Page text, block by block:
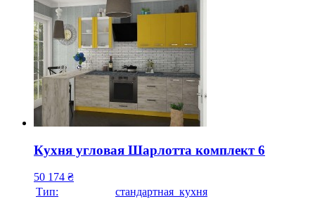
Кухня угловая Шарлотта комплект 6
50 174 ₴
Тип:
стандартная кухня